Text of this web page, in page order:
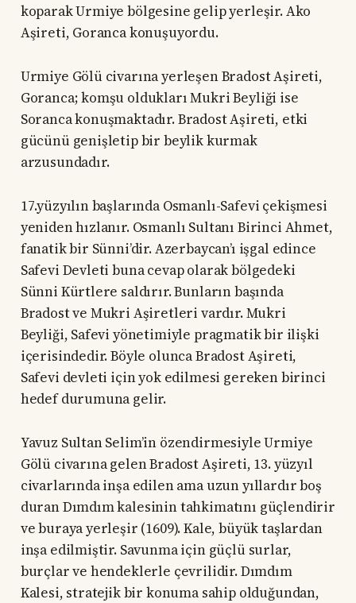
koparak Urmiye bölgesine gelip yerleşir. Ako
Aşireti, Goranca konuşuyordu.
Urmiye Gölü civarına yerleşen Bradost Aşireti,
Goranca; komşu oldukları Mukri Beyliği ise
Soranca konuşmaktadır. Bradost Aşireti, etki
gücünü genişletip bir beylik kurmak
arzusundadır.
17.yüzyılın başlarında Osmanlı-Safevi çekişmesi
yeniden hızlanır. Osmanlı Sultanı Birinci Ahmet,
fanatik bir Sünni’dir. Azerbaycan’ı işgal edince
Safevi Devleti buna cevap olarak bölgedeki
Sünni Kürtlere saldırır. Bunların başında
Bradost ve Mukri Aşiretleri vardır. Mukri
Beyliği, Safevi yönetimiyle pragmatik bir ilişki
içerisindedir. Böyle olunca Bradost Aşireti,
Safevi devleti için yok edilmesi gereken birinci
hedef durumuna gelir.
Yavuz Sultan Selim’in özendirmesiyle Urmiye
Gölü civarına gelen Bradost Aşireti, 13. yüzyıl
civarlarında inşa edilen ama uzun yıllardır boş
duran Dımdım kalesinin tahkimatını güçlendirir
ve buraya yerleşir (1609). Kale, büyük taşlardan
inşa edilmiştir. Savunma için güçlü surlar,
burçlar ve hendeklerle çevrilidir. Dımdım
Kalesi, stratejik bir konuma sahip olduğundan,